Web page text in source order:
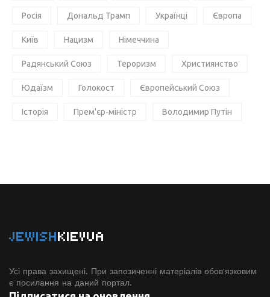
Росія Дональд Трамп Українці Європа
Київ Нацизм Німеччина
Радянський Союз Тероризм Християнство
Юдаїзм Голокост Європейський Союз
Історія Прем'єр-міністр Володимир Путін
JEWISHKIEVUA
Усі права захищені. При запозиченні матеріалів обов'язковим
є посилання на даний портал.